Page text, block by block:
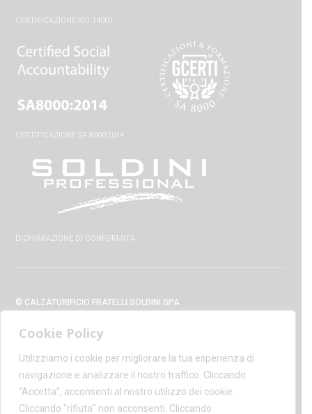
Cookie Policy
Utilizziamo i cookie per migliorare la tua esperienza di
navigazione e analizzare il nostro traffico. Cliccando
“Accetta”, acconsenti al nostro utilizzo dei cookie.
Cliccando "rifiuta" non acconsenti. Cliccando
CERTIFICAZIONE ISO 14001
CERTIFICAZIONE SA 8000:2014
DICHIARAZIONE DI CONFORMITÀ
© CALZATURIFICIO FRATELLI SOLDINI SPA
+39 0575 428129 - FAX +39 0575 420254
SUPPORT@CALZATURIFICIOSOLDINI.IT
AMMINISTRAZIONE@PEC.CALZATURIFICIOSOLDINI.COM
P.IVA IT00100020510 - REA AR19984
CAPITALE SOCIALE € 1,170,800.00